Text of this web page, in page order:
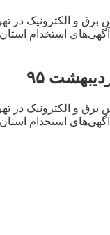
برق و الکترونیک در
استخدام
برق و الکترونیک در
استخدام